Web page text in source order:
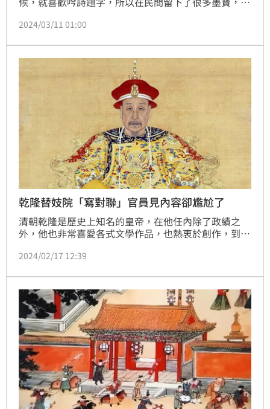
2024/03/11 01:00
乾隆替妓院「寫對聯」官員見內容卻尷尬了
清朝乾隆是歷史上知名的皇帝，在他任內除了政績之
外，他也非常喜愛各式文學作品，也熱衷於創作，到處
品之中，就有一項，背景選在「妓院」，當時他留下的
2024/02/17 12:39